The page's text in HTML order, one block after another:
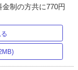
制の方共に770円